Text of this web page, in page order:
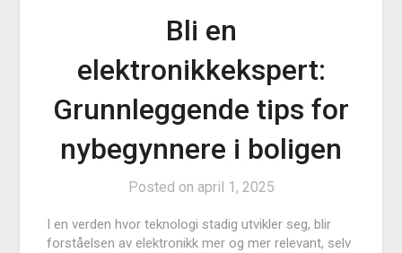
Bli en
elektronikkekspert:
Grunnleggende tips for
nybegynnere i boligen
Posted on april 1, 2025
I en verden hvor teknologi stadig utvikler seg, blir
forståelsen av elektronikk mer og mer relevant, selv